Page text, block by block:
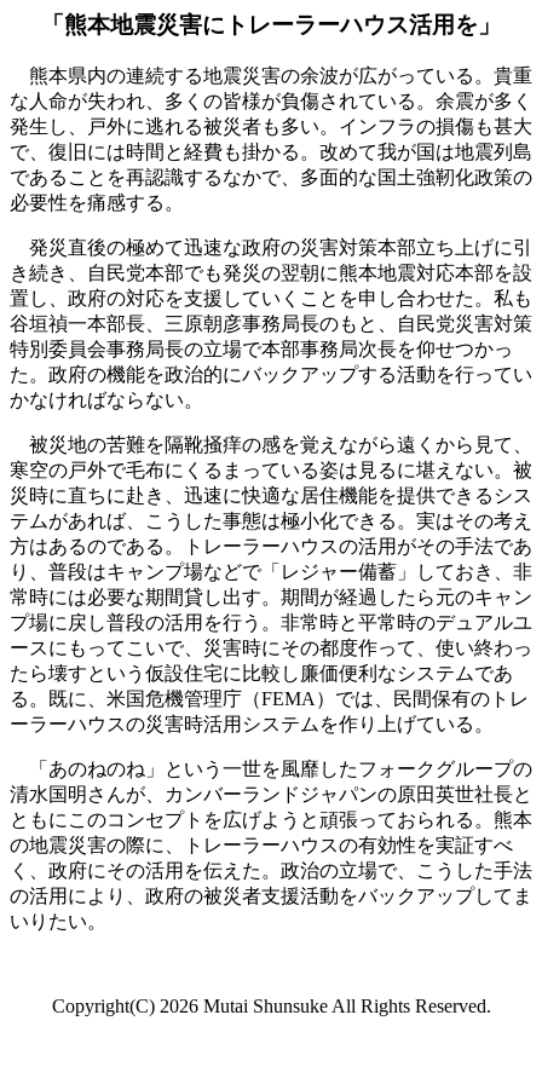
「熊本地震災害にトレーラーハウス活用を」
熊本県内の連続する地震災害の余波が広がっている。貴重
な人命が失われ、多くの皆様が負傷されている。余震が多く
発生し、戸外に逃れる被災者も多い。インフラの損傷も甚大
で、復旧には時間と経費も掛かる。改めて我が国は地震列島
であることを再認識するなかで、多面的な国土強靭化政策の
必要性を痛感する。
発災直後の極めて迅速な政府の災害対策本部立ち上げに引
き続き、自民党本部でも発災の翌朝に熊本地震対応本部を設
置し、政府の対応を支援していくことを申し合わせた。私も
谷垣禎一本部長、三原朝彦事務局長のもと、自民党災害対策
特別委員会事務局長の立場で本部事務局次長を仰せつかっ
た。政府の機能を政治的にバックアップする活動を行ってい
かなければならない。
被災地の苦難を隔靴掻痒の感を覚えながら遠くから見て、
寒空の戸外で毛布にくるまっている姿は見るに堪えない。被
災時に直ちに赴き、迅速に快適な居住機能を提供できるシス
テムがあれば、こうした事態は極小化できる。実はその考え
方はあるのである。トレーラーハウスの活用がその手法であ
り、普段はキャンプ場などで「レジャー備蓄」しておき、非
常時には必要な期間貸し出す。期間が経過したら元のキャン
プ場に戻し普段の活用を行う。非常時と平常時のデュアルユ
ースにもってこいで、災害時にその都度作って、使い終わっ
たら壊すという仮設住宅に比較し廉価便利なシステムであ
る。既に、米国危機管理庁（FEMA）では、民間保有のトレ
ーラーハウスの災害時活用システムを作り上げている。
「あのねのね」という一世を風靡したフォークグループの
清水国明さんが、カンバーランドジャパンの原田英世社長と
ともにこのコンセプトを広げようと頑張っておられる。熊本
の地震災害の際に、トレーラーハウスの有効性を実証すべ
く、政府にその活用を伝えた。政治の立場で、こうした手法
の活用により、政府の被災者支援活動をバックアップしてま
いりたい。
Copyright(C) 2026 Mutai Shunsuke All Rights Reserved.